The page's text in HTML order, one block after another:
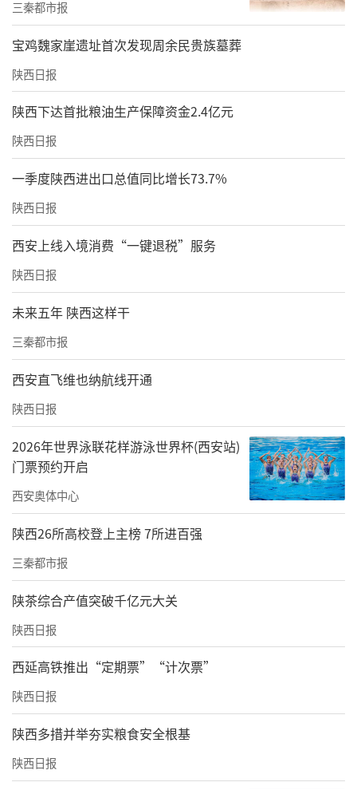
三秦都市报
宝鸡魏家崖遗址首次发现周余民贵族墓葬
陕西日报
陕西下达首批粮油生产保障资金2.4亿元
陕西日报
一季度陕西进出口总值同比增长73.7%
陕西日报
西安上线入境消费“一键退税”服务
陕西日报
未来五年 陕西这样干
三秦都市报
西安直飞维也纳航线开通
陕西日报
2026年世界泳联花样游泳世界杯(西安站)
门票预约开启
西安奥体中心
陕西26所高校登上主榜 7所进百强
三秦都市报
陕茶综合产值突破千亿元大关
陕西日报
西延高铁推出“定期票”“计次票”
陕西日报
陕西多措并举夯实粮食安全根基
陕西日报